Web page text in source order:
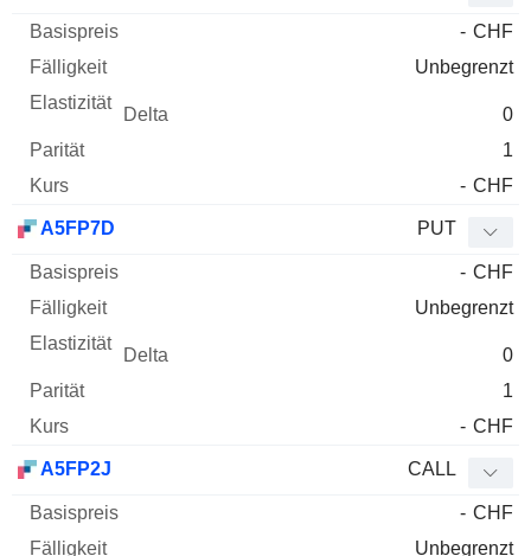
- CHF
Unbegrenzt
0
1
- CHF
A5FP7D PUT
- CHF
Unbegrenzt
0
1
- CHF
A5FP2J CALL
- CHF
Unbegrenzt